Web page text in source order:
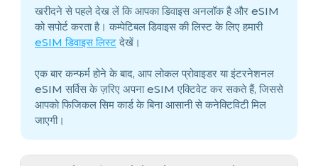
खरीदने से पहले देख लें कि आपका डिवाइस अनलॉक है और eSIM
को सपोर्ट करता है। कम्पेटिबल डिवाइस की लिस्ट के लिए हमारी
eSIM डिवाइस लिस्टदेखें।
एक बार कन्फर्म होने के बाद, आप लोकल प्रोवाइडर या इंटरनेशनल
eSIM सर्विस के ज़रिए अपना eSIM एक्टिवेट कर सकते हैं, जिससे
आपको फिजिकल सिम कार्ड के बिना आसानी से कनेक्टिविटी मिल
जाएगी।